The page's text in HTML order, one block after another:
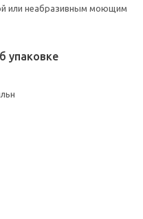
или неабразивным моющим
упаковке